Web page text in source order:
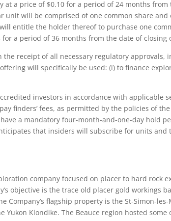
at a price of $0.10 for a period of 24 months
unit will be comprised of one common share and
entitle the holder thereof to purchase one
a period of 36 months from the date of closing
receipt of all necessary regulatory approvals,
will specifically be used: (i) to finance
investors in accordance with applicable
finders’ fees, as permitted by the policies of
a mandatory four-month-and-one-day hold
that insiders will subscribe for units
company focused on placer to hard rock
objective is the trace old placer gold workings
Company’s flagship property is the St-Simon-
Yukon Klondike. The Beauce region hosted